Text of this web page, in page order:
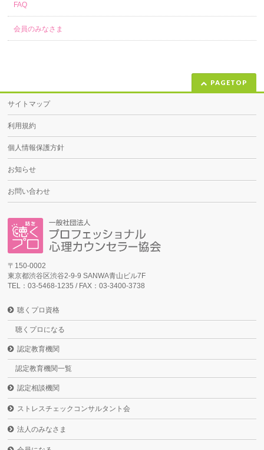
FAQ
会員のみなさま
PAGETOP
サイトマップ
利用規約
個人情報保護方針
お知らせ
お問い合わせ
〒150-0002
東京都渋谷区渋谷2-9-9 SANWA青山ビル7F
TEL：03-5468-1235 / FAX：03-3400-3738
聴くプロ資格
聴くプロになる
認定教育機関
認定教育機関一覧
認定相談機関
ストレスチェックコンサルタント会
法人のみなさま